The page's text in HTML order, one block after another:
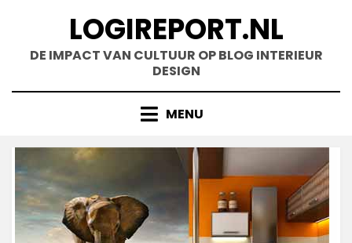
inhoud
LOGIREPORT.NL
DE IMPACT VAN CULTUUR OP BLOG INTERIEUR
DESIGN
MENU